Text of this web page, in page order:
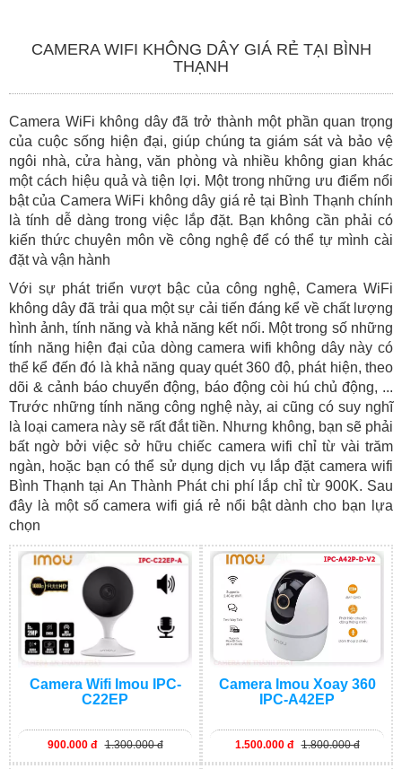
CAMERA WIFI KHÔNG DÂY GIÁ RẺ TẠI BÌNH
THẠNH
Camera WiFi không dây đã trở thành một phần quan trọng
của cuộc sống hiện đại, giúp chúng ta giám sát và bảo vệ
ngôi nhà, cửa hàng, văn phòng và nhiều không gian khác
một cách hiệu quả và tiện lợi. Một trong những ưu điểm nổi
bật của Camera WiFi không dây giá rẻ tại Bình Thạnh chính
là tính dễ dàng trong việc lắp đặt. Bạn không cần phải có
kiến thức chuyên môn về công nghệ để có thể tự mình cài
đặt và vận hành
Với sự phát triển vượt bậc của công nghệ, Camera WiFi
không dây đã trải qua một sự cải tiến đáng kể về chất lượng
hình ảnh, tính năng và khả năng kết nối. Một trong số những
tính năng hiện đại của dòng camera wifi không dây này có
thể kể đến đó là khả năng quay quét 360 độ, phát hiện, theo
dõi & cảnh báo chuyển động, báo động còi hú chủ động, ...
Trước những tính năng công nghệ này, ai cũng có suy nghĩ
là loại camera này sẽ rất đắt tiền. Nhưng không, bạn sẽ phải
bất ngờ bởi việc sở hữu chiếc camera wifi chỉ từ vài trăm
ngàn, hoặc bạn có thể sử dụng dịch vụ lắp đặt camera wifi
Bình Thạnh tại An Thành Phát chi phí lắp chỉ từ 900K. Sau
đây là một số camera wifi giá rẻ nổi bật dành cho bạn lựa
chọn
Camera Wifi Imou IPC-
C22EP
900.000 đ 1.300.000 đ
Camera Imou Xoay 360
IPC-A42EP
1.500.000 đ 1.800.000 đ